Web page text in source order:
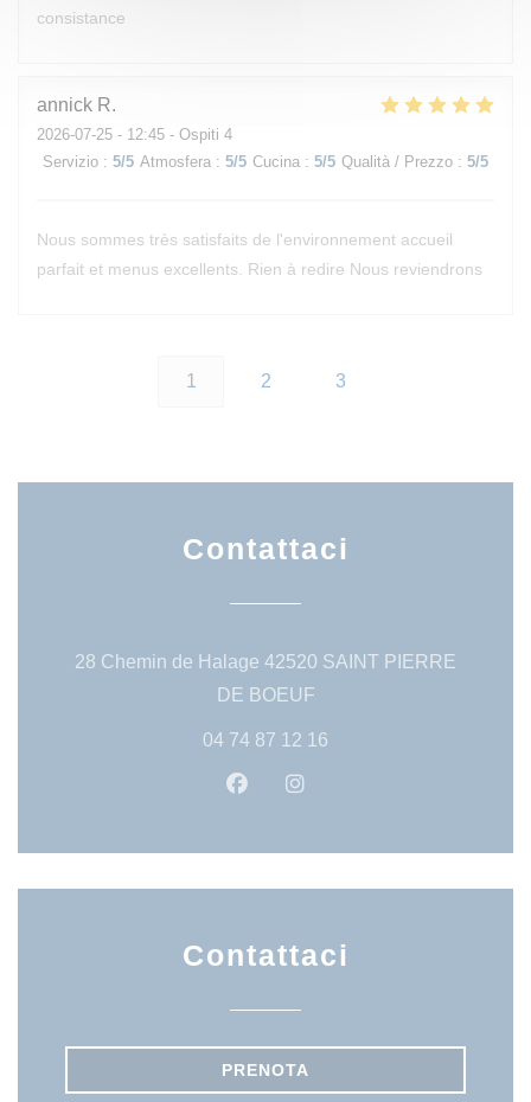
consistance
annick R
2026-07-25 - 12:45 - Ospiti 4
Servizio : 5/5 Atmosfera : 5/5 Cucina : 5/5 Qualità / Prezzo : 5/5
Nous sommes très satisfaits de l'environnement accueil
parfait et menus excellents. Rien à redire Nous reviendrons
1 2 3
Contattaci
28 Chemin de Halage 42520 SAINT PIERRE
DE BOEUF((apre una nuova
04 74 87 12 16
Facebook ((apre una nuova
Contattaci
PRENOTA